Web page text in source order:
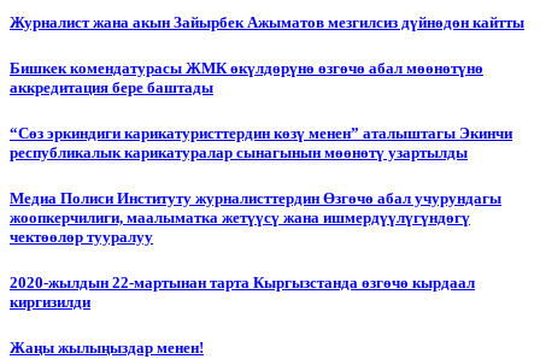
Журналист жана акын Зайырбек Ажыматов мезгилсиз дүйнөдөн кайтты
Бишкек комендатурасы ЖМК өкүлдөрүнө өзгөчө абал мөөнөтүнө
аккредитация бере баштады
“Сөз эркиндиги карикатуристтердин көзү менен” аталыштагы Экинчи
республикалык карикатуралар сынагынын мөөнөтү узартылды
Медиа Полиси Институту журналисттердин Өзгөчө абал учурундагы
жоопкерчилиги, маалыматка жетүүсү жана ишмердүүлүгүндөгү
чектөөлөр тууралуу
2020-жылдын 22-мартынан тарта Кыргызстанда өзгөчө кырдаал
киргизилди
Жаңы жылыңыздар менен!